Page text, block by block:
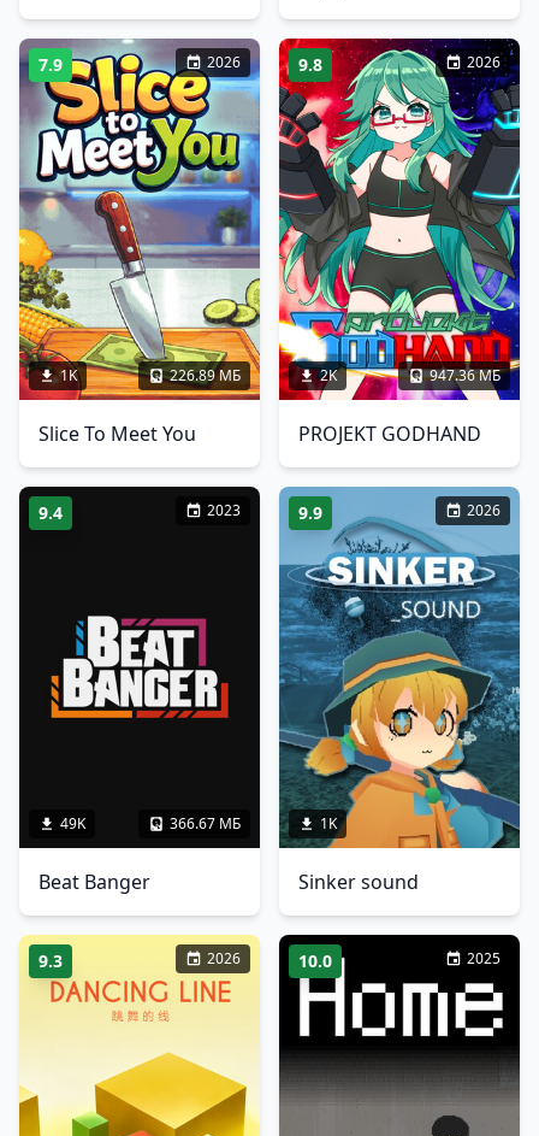
7.9 2026
1K 226.89 МБ
Slice To Meet You
9.8 2026
2K 947.36 МБ
PROJEKT GODHAND
9.4 2023
49K 366.67 МБ
Beat Banger
9.9 2026
1K
Sinker sound
9.3 2026 10.0 2025